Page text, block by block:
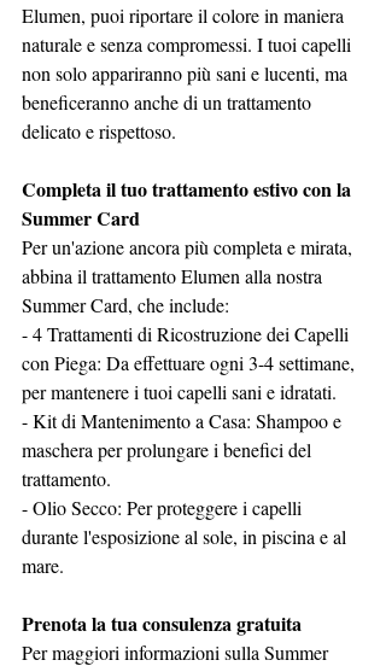
Elumen, puoi riportare il colore in maniera
naturale e senza compromessi. I tuoi capelli
non solo appariranno più sani e lucenti, ma
beneficeranno anche di un trattamento
delicato e rispettoso.
Completa il tuo trattamento estivo con la
Summer Card
Per un'azione ancora più completa e mirata,
abbina il trattamento Elumen alla nostra
Summer Card, che include:
- 4 Trattamenti di Ricostruzione dei Capelli
con Piega: Da effettuare ogni 3-4 settimane,
per mantenere i tuoi capelli sani e idratati.
- Kit di Mantenimento a Casa: Shampoo e
maschera per prolungare i benefici del
trattamento.
- Olio Secco: Per proteggere i capelli
durante l'esposizione al sole, in piscina e al
mare.
Prenota la tua consulenza gratuita
Per maggiori informazioni sulla Summer